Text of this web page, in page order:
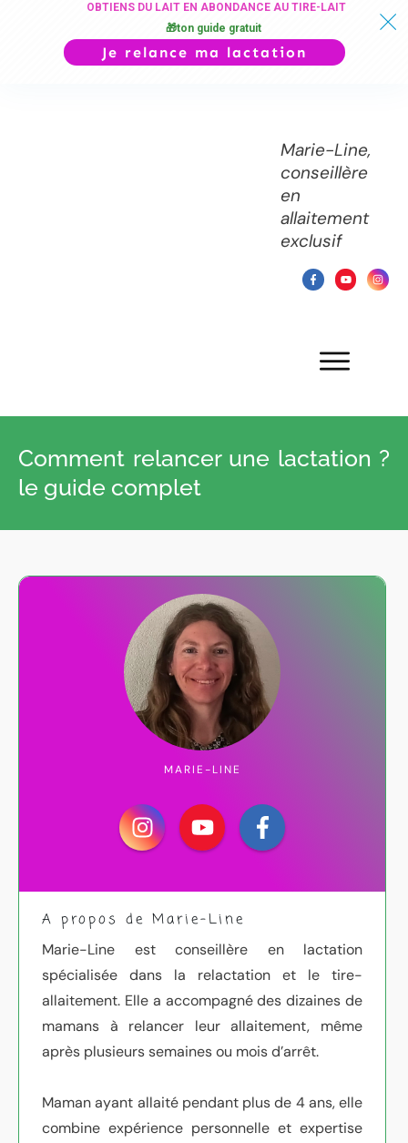
Marie-Line,
conseillère
en
allaitement
exclusif
Comment relancer une lactation ?
le guide complet
MARIE-LINE
A propos de Marie-Line
Marie-Line est conseillère en lactation
spécialisée dans la relactation et le tire-
allaitement. Elle a accompagné des dizaines de
mamans à relancer leur allaitement, même
après plusieurs semaines ou mois d’arrêt.
Maman ayant allaité pendant plus de 4 ans, elle
combine expérience personnelle et expertise
OBTIENS DU LAIT EN ABONDANCE AU TIRE-LAIT
🎁ton guide gratuit
Je relance ma lactation